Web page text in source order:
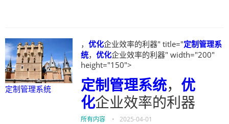
定制管理系统
， 优化企业效率的利器" title="定制管理系
统， 优化企业效率的利器" width="200"
height="150">
定制管理系统， 优
化企业效率的利器
所有内容 • 2025-04-01